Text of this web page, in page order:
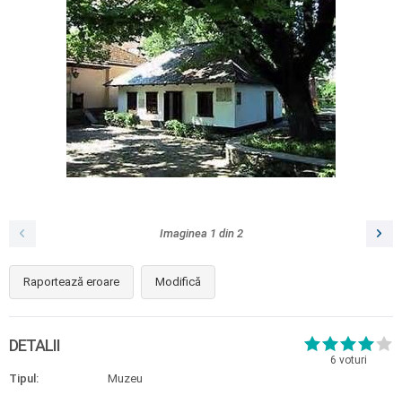
Imaginea 1 din 2
Raportează eroare Modifică
6 voturi
DETALII
Tipul:
Muzeu